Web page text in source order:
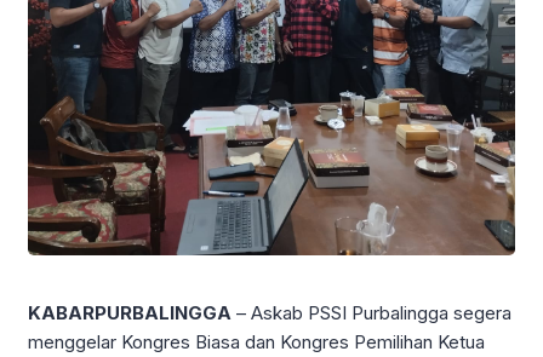
KABARPURBALINGGA – Askab PSSI Purbalingga segera
menggelar Kongres Biasa dan Kongres Pemilihan Ketua